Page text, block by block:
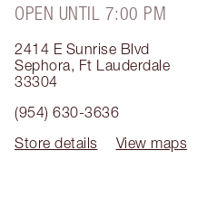
OPEN UNTIL 7:00 PM
2414 E Sunrise Blvd
Sephora, Ft Lauderdale
33304
(954) 630-3636
Store details
View maps